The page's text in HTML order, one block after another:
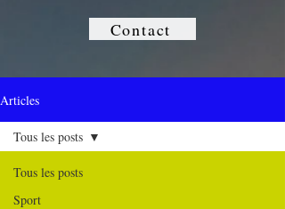
Contact
Articles
Tous les posts
Sport
Tous les posts